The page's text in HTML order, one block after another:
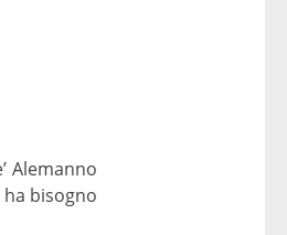
Alemanno
bisogno